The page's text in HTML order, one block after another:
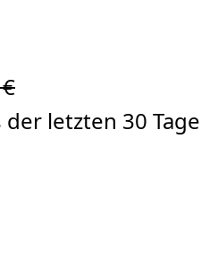
Preis:
letzten 30 Tage